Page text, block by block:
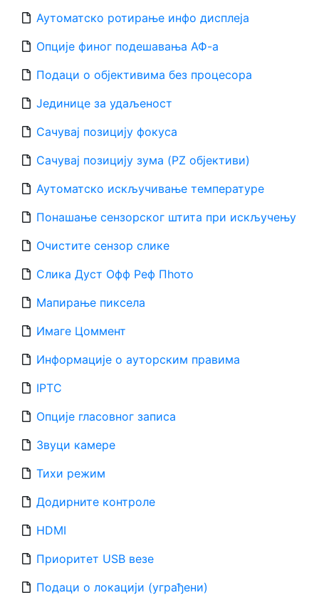
Аутоматско ротирање инфо дисплеја
Опције финог подешавања АФ-а
Подаци о објективима без процесора
Јединице за удаљеност
Сачувај позицију фокуса
Сачувај позицију зума (PZ објективи)
Аутоматско искључивање температуре
Понашање сензорског штита при искључењу
Очистите сензор слике
Слика Дуст Офф Реф Пһото
Мапирање пиксела
Имаге Цоммент
Информације о ауторским правима
IPTC
Опције гласовног записа
Звуци камере
Тихи режим
Додирните контроле
HDMI
Приоритет USB везе
Подаци о локацији (уграђени)